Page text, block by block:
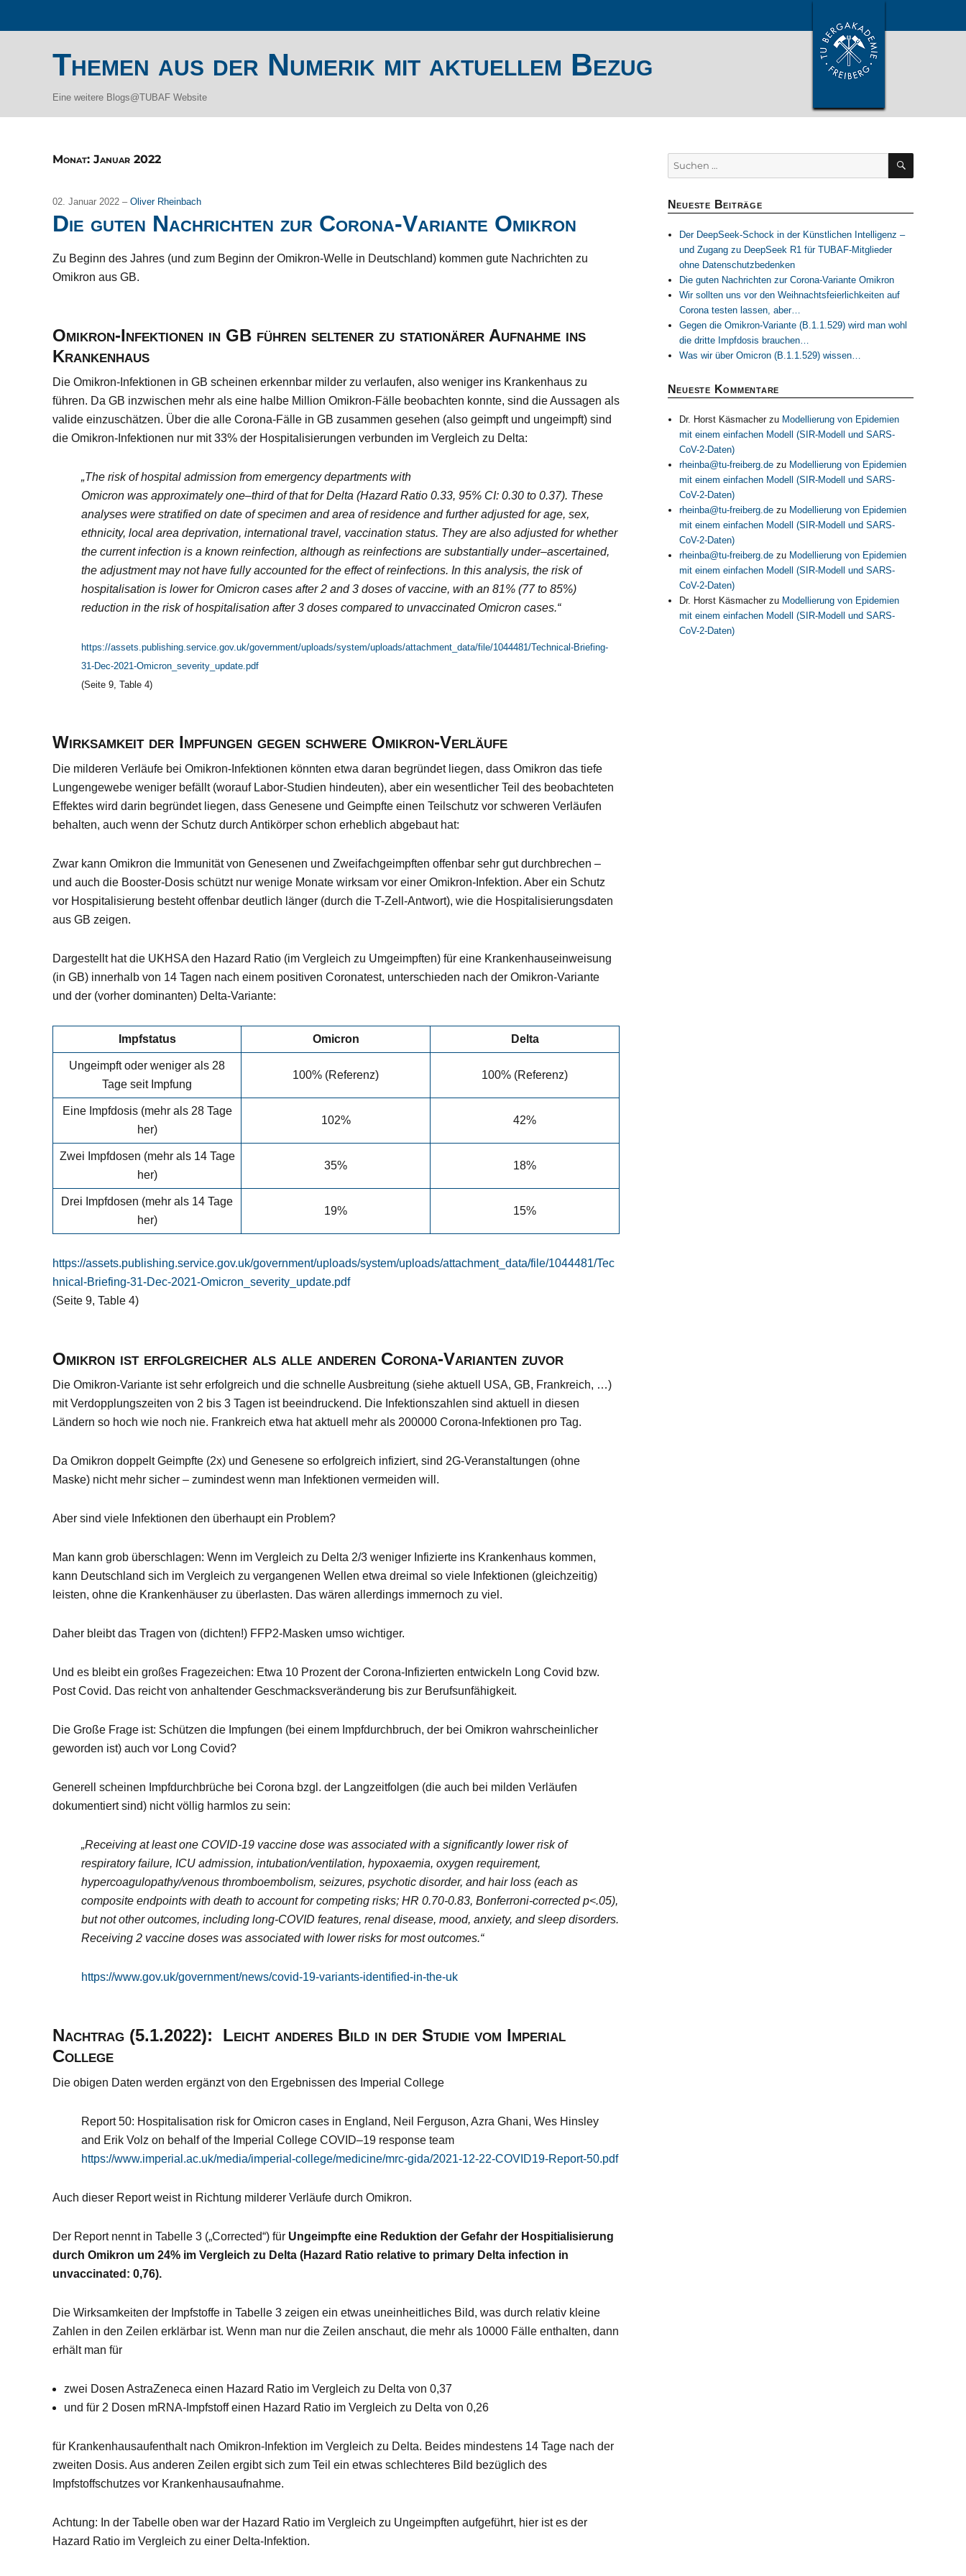
Themen aus der Numerik mit aktuellem Bezug
Eine weitere Blogs@TUBAF Website
Monat:Januar 2022
02. Januar 2022 –Oliver Rheinbach
Die guten Nachrichten zur Corona-Variante Omikron
Zu Beginn des Jahres (und zum Beginn der Omikron-Welle in Deutschland) kommen gute Nachrichten zu
Omikron aus GB.
Omikron-Infektionen in GB führen seltener zu stationärer Aufnahme ins
Krankenhaus
Die Omikron-Infektionen in GB scheinen erkennbar milder zu verlaufen, also weniger ins Krankenhaus zu
führen. Da GB inzwischen mehr als eine halbe Million Omikron-Fälle beobachten konnte, sind die Aussagen als
valide einzuschätzen. Über die alle Corona-Fälle in GB zusammen gesehen (also geimpft und ungeimpft) sind
die Omikron-Infektionen nur mit 33% der Hospitalisierungen verbunden im Vergleich zu Delta:
„The risk of hospital admission from emergency departments with
Omicron was approximately one–third of that for Delta (Hazard Ratio 0.33, 95% CI: 0.30 to 0.37). These
analyses were stratified on date of specimen and area of residence and further adjusted for age, sex,
ethnicity, local area deprivation, international travel, vaccination status. They are also adjusted for whether
the current infection is a known reinfection, although as reinfections are substantially under–ascertained,
the adjustment may not have fully accounted for the effect of reinfections. In this analysis, the risk of
hospitalisation is lower for Omicron cases after 2 and 3 doses of vaccine, with an 81% (77 to 85%)
reduction in the risk of hospitalisation after 3 doses compared to unvaccinated Omicron cases.“
https://assets.publishing.service.gov.uk/government/uploads/system/uploads/attachment_data/file/1044481/Technical-Briefing-
31-Dec-2021-Omicron_severity_update.pdf
(Seite 9,Table 4)
Wirksamkeit der Impfungen gegen schwere Omikron-Verläufe
Die milderen Verläufe bei Omikron-Infektionen könnten etwa daran begründet liegen, dass Omikron das tiefe
Lungengewebe weniger befällt (worauf Labor-Studien hindeuten), aber ein wesentlicher Teil des beobachteten
Effektes wird darin begründet liegen, dass Genesene und Geimpfte einen Teilschutz vor schweren Verläufen
behalten, auch wenn der Schutz durch Antikörper schon erheblich abgebaut hat:
Zwar kann Omikron die Immunität von Genesenen und Zweifachgeimpften offenbar sehr gut durchbrechen –
und auch die Booster-Dosis schützt nur wenige Monate wirksam vor einer Omikron-Infektion. Aber ein Schutz
vor Hospitalisierung besteht offenbar deutlich länger (durch die T-Zell-Antwort), wie die Hospitalisierungsdaten
aus GB zeigen.
Dargestellt hat die UKHSA den Hazard Ratio (im Vergleich zu Umgeimpften) für eine Krankenhauseinweisung
(in GB) innerhalb von 14 Tagen nach einem positiven Coronatest, unterschieden nach der Omikron-Variante
und der (vorher dominanten) Delta-Variante:
Impfstatus Omicron Delta
Ungeimpft oder weniger als 28
Tage seit Impfung
100% (Referenz) 100% (Referenz)
Eine Impfdosis (mehr als 28 Tage
her)
102% 42%
Zwei Impfdosen (mehr als 14 Tage
her)
35% 18%
Drei Impfdosen (mehr als 14 Tage
her)
19% 15%
https://assets.publishing.service.gov.uk/government/uploads/system/uploads/attachment_data/file/1044481/Tec
hnical-Briefing-31-Dec-2021-Omicron_severity_update.pdf
(Seite 9,Table 4)
Omikron ist erfolgreicher als alle anderen Corona-Varianten zuvor
Die Omikron-Variante ist sehr erfolgreich und die schnelle Ausbreitung (siehe aktuell USA, GB, Frankreich, …)
mit Verdopplungszeiten von 2 bis 3 Tagen ist beeindruckend. Die Infektionszahlen sind aktuell in diesen
Ländern so hoch wie noch nie. Frankreich etwa hat aktuell mehr als 200000 Corona-Infektionen pro Tag.
Da Omikron doppelt Geimpfte (2x) und Genesene so erfolgreich infiziert, sind 2G-Veranstaltungen (ohne
Maske) nicht mehr sicher – zumindest wenn man Infektionen vermeiden will.
Aber sind viele Infektionen den überhaupt ein Problem?
Man kann grob überschlagen: Wenn im Vergleich zu Delta 2/3 weniger Infizierte ins Krankenhaus kommen,
kann Deutschland sich im Vergleich zu vergangenen Wellen etwa dreimal so viele Infektionen (gleichzeitig)
leisten, ohne die Krankenhäuser zu überlasten. Das wären allerdings immernoch zu viel.
Daher bleibt das Tragen von (dichten!) FFP2-Masken umso wichtiger.
Und es bleibt ein großes Fragezeichen: Etwa 10 Prozent der Corona-Infizierten entwickeln Long Covid bzw.
Post Covid. Das reicht von anhaltender Geschmacksveränderung bis zur Berufsunfähigkeit.
Die Große Frage ist: Schützen die Impfungen (bei einem Impfdurchbruch, der bei Omikron wahrscheinlicher
geworden ist) auch vor Long Covid?
Generell scheinen Impfdurchbrüche bei Corona bzgl. der Langzeitfolgen (die auch bei milden Verläufen
dokumentiert sind) nicht völlig harmlos zu sein:
„Receiving at least one COVID-19 vaccine dose was associated with a significantly lower risk of
respiratory failure, ICU admission, intubation/ventilation, hypoxaemia, oxygen requirement,
hypercoagulopathy/venous thromboembolism, seizures, psychotic disorder, and hair loss (each as
composite endpoints with death to account for competing risks; HR 0.70-0.83, Bonferroni-corrected p<.05),
but not other outcomes, including long-COVID features, renal disease, mood, anxiety, and sleep disorders.
Receiving 2 vaccine doses was associated with lower risks for most outcomes.“
https://www.gov.uk/government/news/covid-19-variants-identified-in-the-uk
Nachtrag (5.1.2022): Leicht anderes Bild in der Studie vom Imperial
College
Die obigen Daten werden ergänzt von den Ergebnissen des Imperial College
Report 50: Hospitalisation risk for Omicron cases in England, Neil Ferguson, Azra Ghani, Wes Hinsley
and Erik Volz on behalf of the Imperial College COVID–19 response team
https://www.imperial.ac.uk/media/imperial-college/medicine/mrc-gida/2021-12-22-COVID19-Report-50.pdf
Auch dieser Report weist in Richtung milderer Verläufe durch Omikron.
Der Report nennt in Tabelle 3 („Corrected“) für Ungeimpfte eine Reduktion der Gefahr der Hospitialisierung
durch Omikron um 24% im Vergleich zu Delta (Hazard Ratio relative to primary Delta infection in
unvaccinated : 0,76).
Die Wirksamkeiten der Impfstoffe in Tabelle 3 zeigen ein etwas uneinheitliches Bild, was durch relativ kleine
Zahlen in den Zeilen erklärbar ist. Wenn man nur die Zeilen anschaut, die mehr als 10000 Fälle enthalten, dann
erhält man für
zwei Dosen AstraZeneca einen Hazard Ratio im Vergleich zu Delta von 0,37
und für 2 Dosen mRNA-Impfstoff einen Hazard Ratio im Vergleich zu Delta von 0,26
für Krankenhausaufenthalt nach Omikron-Infektion im Vergleich zu Delta. Beides mindestens 14 Tage nach der
zweiten Dosis. Aus anderen Zeilen ergibt sich zum Teil ein etwas schlechteres Bild bezüglich des
Impfstoffschutzes vor Krankenhausaufnahme.
Achtung: In der Tabelle oben war der Hazard Ratio im Vergleich zu Ungeimpften aufgeführt, hier ist es der
Hazard Ratio im Vergleich zu einer Delta-Infektion.
Suchen
nach:
SUCHEN
Neueste Beiträge
Der DeepSeek-Schock in der Künstlichen Intelligenz –
und Zugang zu DeepSeek R1 für TUBAF-Mitglieder
ohne Datenschutzbedenken
Die guten Nachrichten zur Corona-Variante Omikron
Wir sollten uns vor den Weihnachtsfeierlichkeiten auf
Corona testen lassen, aber…
Gegen die Omikron-Variante (B.1.1.529) wird man wohl
die dritte Impfdosis brauchen…
Was wir über Omicron (B.1.1.529) wissen…
Neueste Kommentare
Dr. Horst Käsmacherzu Modellierung von Epidemien
mit einem einfachen Modell (SIR-Modell und SARS-
CoV-2-Daten)
rheinba@tu-freiberg.dezu Modellierung von Epidemien
mit einem einfachen Modell (SIR-Modell und SARS-
CoV-2-Daten)
rheinba@tu-freiberg.dezu Modellierung von Epidemien
mit einem einfachen Modell (SIR-Modell und SARS-
CoV-2-Daten)
rheinba@tu-freiberg.dezu Modellierung von Epidemien
mit einem einfachen Modell (SIR-Modell und SARS-
CoV-2-Daten)
Dr. Horst Käsmacherzu Modellierung von Epidemien
mit einem einfachen Modell (SIR-Modell und SARS-
CoV-2-Daten)